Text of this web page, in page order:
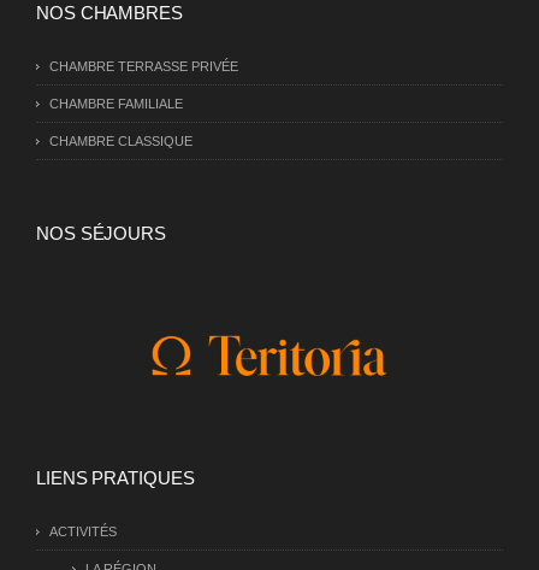
NOS CHAMBRES
CHAMBRE TERRASSE PRIVÉE
CHAMBRE FAMILIALE
CHAMBRE CLASSIQUE
NOS SÉJOURS
LIENS PRATIQUES
ACTIVITÉS